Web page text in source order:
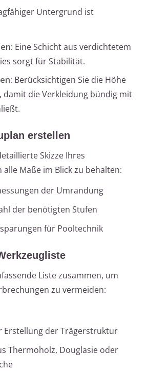
Untergrund ist
Eine Schicht aus verdichtetem
sorgt für Stabilität.
Berücksichtigen Sie die Höhe
die Verkleidung bündig mit
erstellen
Skizze Ihres
Maße im Blick zu behalten:
der Umrandung
der benötigten Stufen
für Pooltechnik
Liste zusammen, um
zu vermeiden:
Erstellung der Trägerstruktur
Thermoholz, Douglasie oder